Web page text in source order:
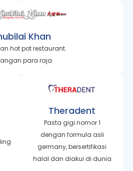
Khan
hot pot restaurant.
para raja
Theradent
Pasta gigi nomor 1
dengan formula asli
germany, bersertifikasi
halal dan diakui di dunia